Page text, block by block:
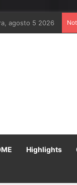
agosto 5 2026
Highlights